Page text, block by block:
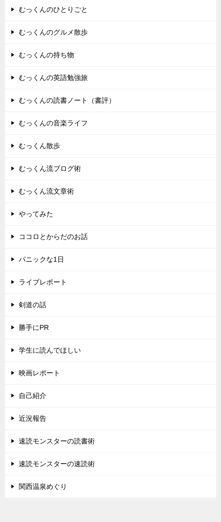
むっくんのひとりごと
むっくんのグルメ散歩
むっくんの持ち物
むっくんの英語勉強旅
むっくんの読書ノート（書評）
むっくんの音楽ライフ
むっくん散歩
むっくん流ブログ術
むっくん流文章術
やってみた
ココロとからだのお話
パニックな1日
ライブレポート
剣道の話
勝手にPR
学生に読んでほしい
映画レポート
自己紹介
近況報告
速読モンスターの読書術
速読モンスターの速読術
関西温泉めぐり